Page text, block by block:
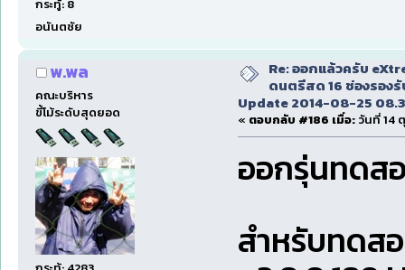
กระทู้: 8
อนันตชัย
พ.พล
คณะบริหาร
ขี้โม้ระดับสุดยอด
Re: ออกแล้วครับ
ดนตรีสด 16 ช่องรอง
Update 2014-08-25
« ตอบกลับ #186 เมื่อ: วันที่ 14
ออกรุ่นทดส
สำหรับทดส